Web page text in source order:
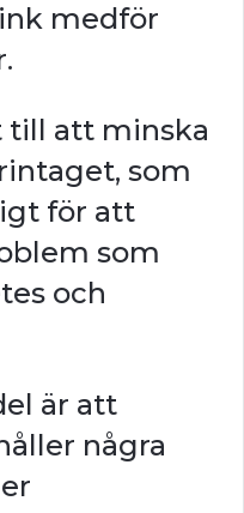
medför
till att minska
som
för att
som
och
är att
några